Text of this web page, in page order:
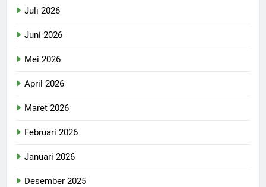
Juli 2026
Juni 2026
Mei 2026
April 2026
Maret 2026
Februari 2026
Januari 2026
Desember 2025